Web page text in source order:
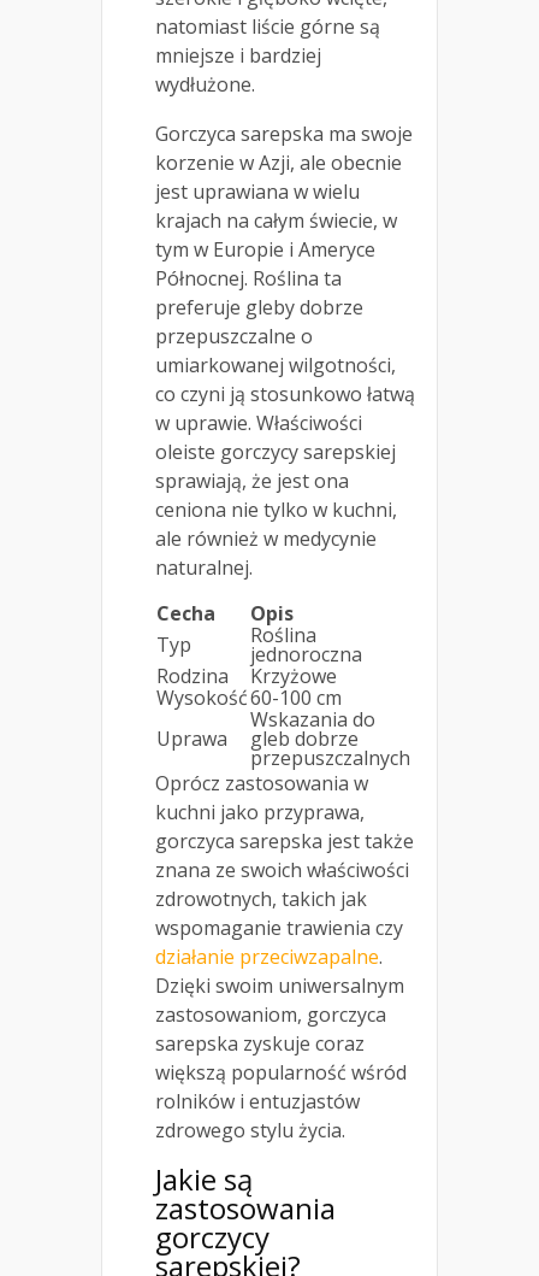
natomiast liście górne są
mniejsze i bardziej
wydłużone.
Gorczyca sarepska ma swoje
korzenie w Azji, ale obecnie
jest uprawiana w wielu
krajach na całym świecie, w
tym w Europie i Ameryce
Północnej. Roślina ta
preferuje gleby dobrze
przepuszczalne o
umiarkowanej wilgotności,
co czyni ją stosunkowo łatwą
w uprawie. Właściwości
oleiste gorczycy sarepskiej
sprawiają, że jest ona
ceniona nie tylko w kuchni,
ale również w medycynie
naturalnej.
Cecha
Opis
Typ
Roślina
jednoroczna
Rodzina
Krzyżowe
Wysokość60-100 cm
Uprawa
Wskazania do
gleb dobrze
przepuszczalnych
Oprócz zastosowania w
kuchni jako przyprawa,
gorczyca sarepska jest także
znana ze swoich właściwości
zdrowotnych, takich jak
wspomaganie trawienia czy
działanie przeciwzapalne.
Dzięki swoim uniwersalnym
zastosowaniom, gorczyca
sarepska zyskuje coraz
większą popularność wśród
rolników i entuzjastów
zdrowego stylu życia.
Jakie są
zastosowania
gorczycy
sarepskiej?